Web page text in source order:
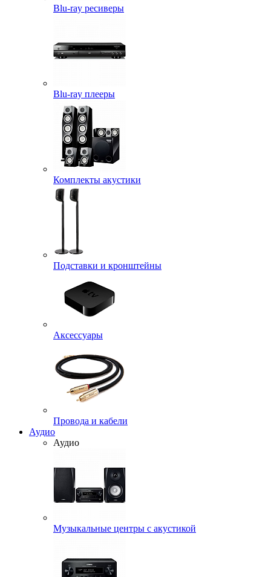
Blu-ray ресиверы
Blu-ray плееры
Комплекты акустики
Подставки и кронштейны
Аксессуары
Провода и кабели
Аудио
Аудио
Музыкальные центры с акустикой